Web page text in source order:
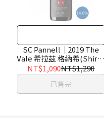
SC Pannell｜2019 The
Vale 希拉茲 格納希(Shiraz
Grenache｜McLaren
Vale)
NT$1,090NT$1,290
已售完